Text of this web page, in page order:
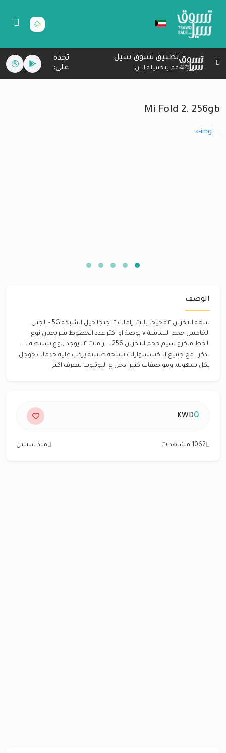
تطبيق تسوق سيل
قم بتحميله الان
تجده
على:
Mi Fold 2. 256gb
الوصف
سعة التخزين ٥١٢ جيجا بايت رامات ١٢ جيجا جيل الشبكة 5G - الجيل
الخامس حجم الشاشة ٧ بوصة او اكثر عدد الخطوط شريحتان نوع
الخط ماكرو سيم حجم التخزين 256 ... رامات ١٢. يوجد زلوغ بسيطه لا
تذكر . مع جميع الاكسسوارات نسخه صينيه يركب عليه خدمات جوجل
بكل سهوله. ومواصفات كثير ادخل ع اليوتيوب لتعرف اكثر
0
KWD
1062 مشاهدات منذ سنتين